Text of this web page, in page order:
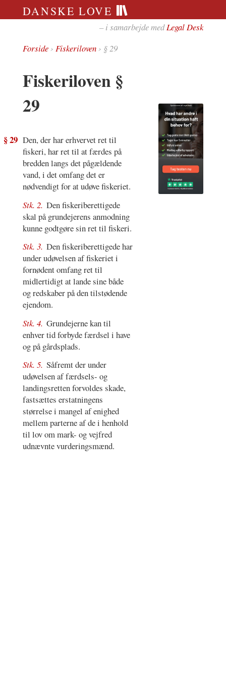
DANSKE LOVE
– i samarbejde medLegal Desk
Forside› Fiskeriloven› § 29
Fiskeriloven §
29
§ 29 Den, der har erhvervet ret til
fiskeri, har ret til at færdes på
bredden langs det pågældende
vand, i det omfang det er
nødvendigt for at udøve fiskeriet.
Stk. 2. Den fiskeriberettigede
skal på grundejerens anmodning
kunne godtgøre sin ret til fiskeri.
Stk. 3. Den fiskeriberettigede har
under udøvelsen af fiskeriet i
fornødent omfang ret til
midlertidigt at lande sine både
og redskaber på den tilstødende
ejendom.
Stk. 4. Grundejerne kan til
enhver tid forbyde færdsel i have
og på gårdsplads.
Stk. 5. Såfremt der under
udøvelsen af færdsels- og
landingsretten forvoldes skade,
fastsættes erstatningens
størrelse i mangel af enighed
mellem parterne af de i henhold
til lov om mark- og vejfred
udnævnte vurderingsmænd.